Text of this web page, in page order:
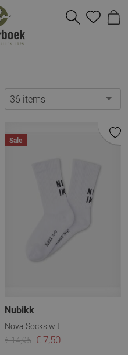
36 items
Sale
Nubikk
Nova Socks wit
€ 14,95 € 7,50